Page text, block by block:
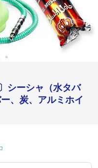
シーシャ（水タバ
、炭、アルミホイ